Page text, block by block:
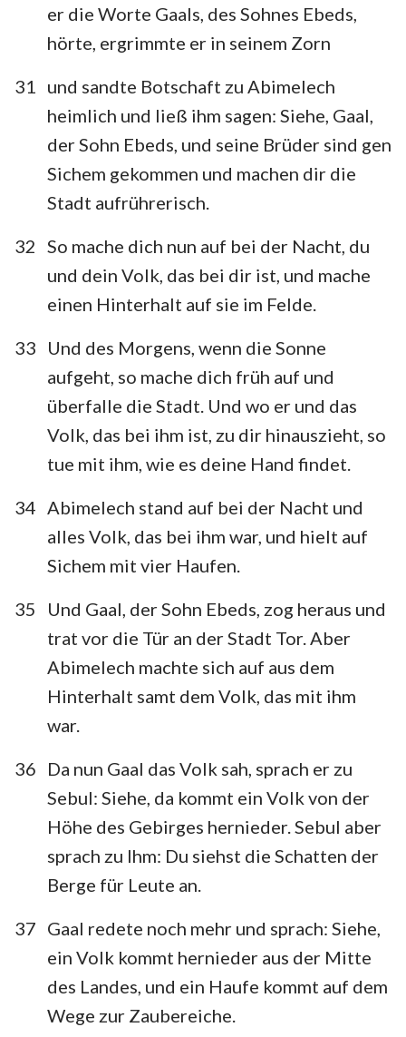
er die Worte Gaals, des Sohnes Ebeds,
hörte, ergrimmte er in seinem Zorn
31
und sandte Botschaft zu Abimelech
heimlich und ließ ihm sagen: Siehe, Gaal,
der Sohn Ebeds, und seine Brüder sind gen
Sichem gekommen und machen dir die
Stadt aufrührerisch.
32 So mache dich nun auf bei der Nacht, du
und dein Volk, das bei dir ist, und mache
einen Hinterhalt auf sie im Felde.
33
Und des Morgens, wenn die Sonne
aufgeht, so mache dich früh auf und
überfalle die Stadt. Und wo er und das
Volk, das bei ihm ist, zu dir hinauszieht, so
tue mit ihm, wie es deine Hand findet.
34 Abimelech stand auf bei der Nacht und
alles Volk, das bei ihm war, und hielt auf
Sichem mit vier Haufen.
35
Und Gaal, der Sohn Ebeds, zog heraus und
trat vor die Tür an der Stadt Tor. Aber
Abimelech machte sich auf aus dem
Hinterhalt samt dem Volk, das mit ihm
war.
36
Da nun Gaal das Volk sah, sprach er zu
Sebul: Siehe, da kommt ein Volk von der
Höhe des Gebirges hernieder. Sebul aber
sprach zu Ihm: Du siehst die Schatten der
Berge für Leute an.
37 Gaal redete noch mehr und sprach: Siehe,
ein Volk kommt hernieder aus der Mitte
des Landes, und ein Haufe kommt auf dem
Wege zur Zaubereiche.